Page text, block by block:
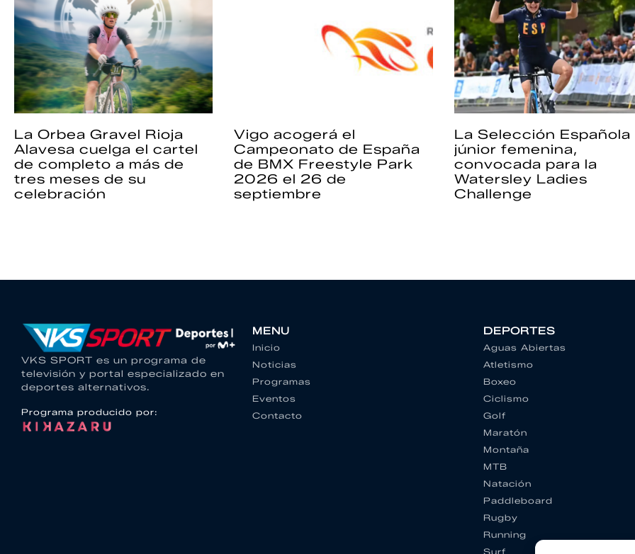
La Orbea Gravel Rioja
Alavesa cuelga el cartel
de completo a más de
tres meses de su
celebración
Vigo acogerá el
Campeonato de España
de BMX Freestyle Park
2026 el 26 de
septiembre
La Selección Española
júnior femenina,
convocada para la
Watersley Ladies
Challenge
VKS SPORT es un programa de
televisión y portal especializado en
deportes alternativos.
Programa producido por:
MENU
Inicio
Noticias
Programas
Eventos
Contacto
DEPORTES
Aguas Abiertas
Atletismo
Boxeo
Ciclismo
Golf
Maratón
Montaña
MTB
Natación
Paddleboard
Rugby
Running
Surf